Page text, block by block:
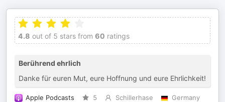
4.8 out of 5 stars from 60 ratings
Berührend ehrlich
Danke für euren Mut, eure Hoffnung und eure Ehrlichkeit!
Apple Podcasts 5 Schillerhase
Germany